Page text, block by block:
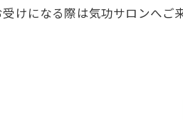
けになる際は気功サロンへ